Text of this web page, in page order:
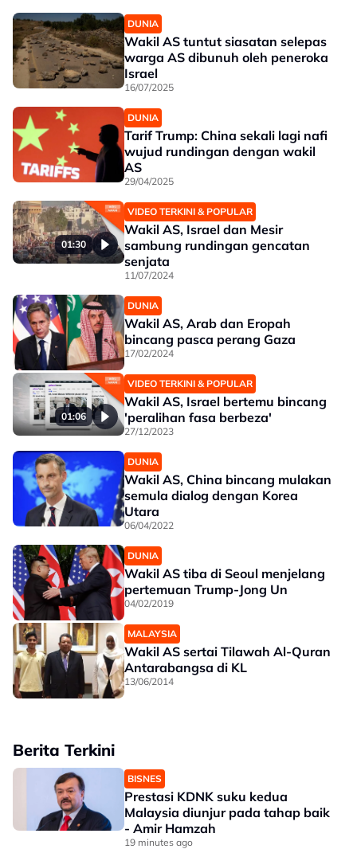
DUNIA
Wakil AS tuntut siasatan selepas
warga AS dibunuh oleh peneroka
Israel
16/07/2025
DUNIA
Tarif Trump: China sekali lagi nafi
wujud rundingan dengan wakil
AS
29/04/2025
01:30
VIDEO TERKINI & POPULAR
Wakil AS, Israel dan Mesir
sambung rundingan gencatan
senjata
11/07/2024
DUNIA
Wakil AS, Arab dan Eropah
bincang pasca perang Gaza
17/02/2024
01:06
VIDEO TERKINI & POPULAR
Wakil AS, Israel bertemu bincang
'peralihan fasa berbeza'
27/12/2023
DUNIA
Wakil AS, China bincang mulakan
semula dialog dengan Korea
Utara
06/04/2022
DUNIA
Wakil AS tiba di Seoul menjelang
pertemuan Trump-Jong Un
04/02/2019
MALAYSIA
Wakil AS sertai Tilawah Al-Quran
Antarabangsa di KL
13/06/2014
Berita Terkini
BISNES
Prestasi KDNK suku kedua
Malaysia diunjur pada tahap baik
- Amir Hamzah
19 minutes ago